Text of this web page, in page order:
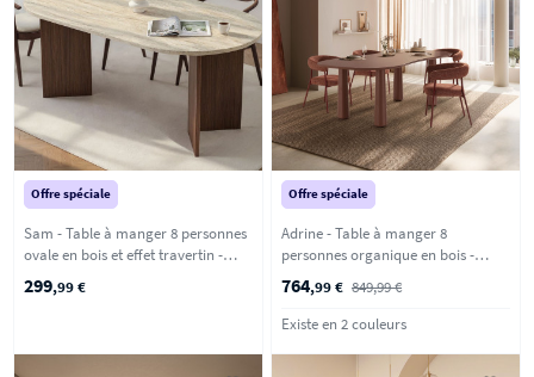
Offre spéciale
Sam - Table à manger 8 personnes
ovale en bois et effet travertin -
Beige
299,99 €
Offre spéciale
Adrine - Table à manger 8
personnes organique en bois -
Marron glacé
764,99 € 849,99 €
Existe en 2 couleurs